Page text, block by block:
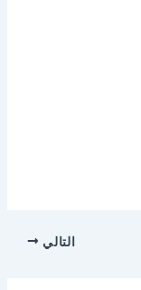
التالي